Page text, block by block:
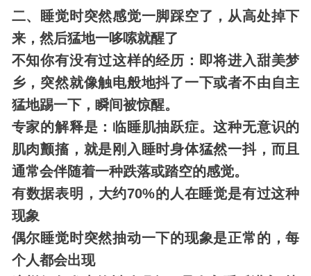
二、睡觉时突然感觉一脚踩空了，从高处掉下
来，然后猛地一哆嗦就醒了
不知你有没有过这样的经历：即将进入甜美梦
乡，突然就像触电般地抖了一下或者不由自主
猛地踢一下，瞬间被惊醒。
专家的解释是：临睡肌抽跃症。这种无意识的
肌肉颤搐，就是刚入睡时身体猛然一抖，而且
通常会伴随着一种跌落或踏空的感觉。
有数据表明，大约70%的人在睡觉是有过这种
现象
偶尔睡觉时突然抽动一下的现象是正常的，每
个人都会出现